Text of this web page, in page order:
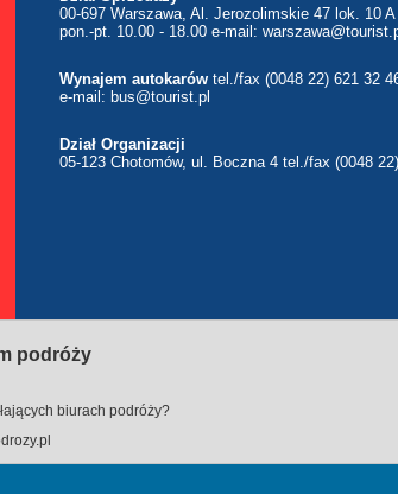
00-697 Warszawa, Al. Jerozolimskie 47 lok. 10
pon.-pt. 10.00 - 18.00 e-mail:
Wynajem autokarów tel./fax (0048 22) 621 32
e-mail: bus@tourist.pl
Dział Organizacji
05-123 Chotomów, ul. Boczna 4 tel./fax (0048
podróży
biurach podróży?